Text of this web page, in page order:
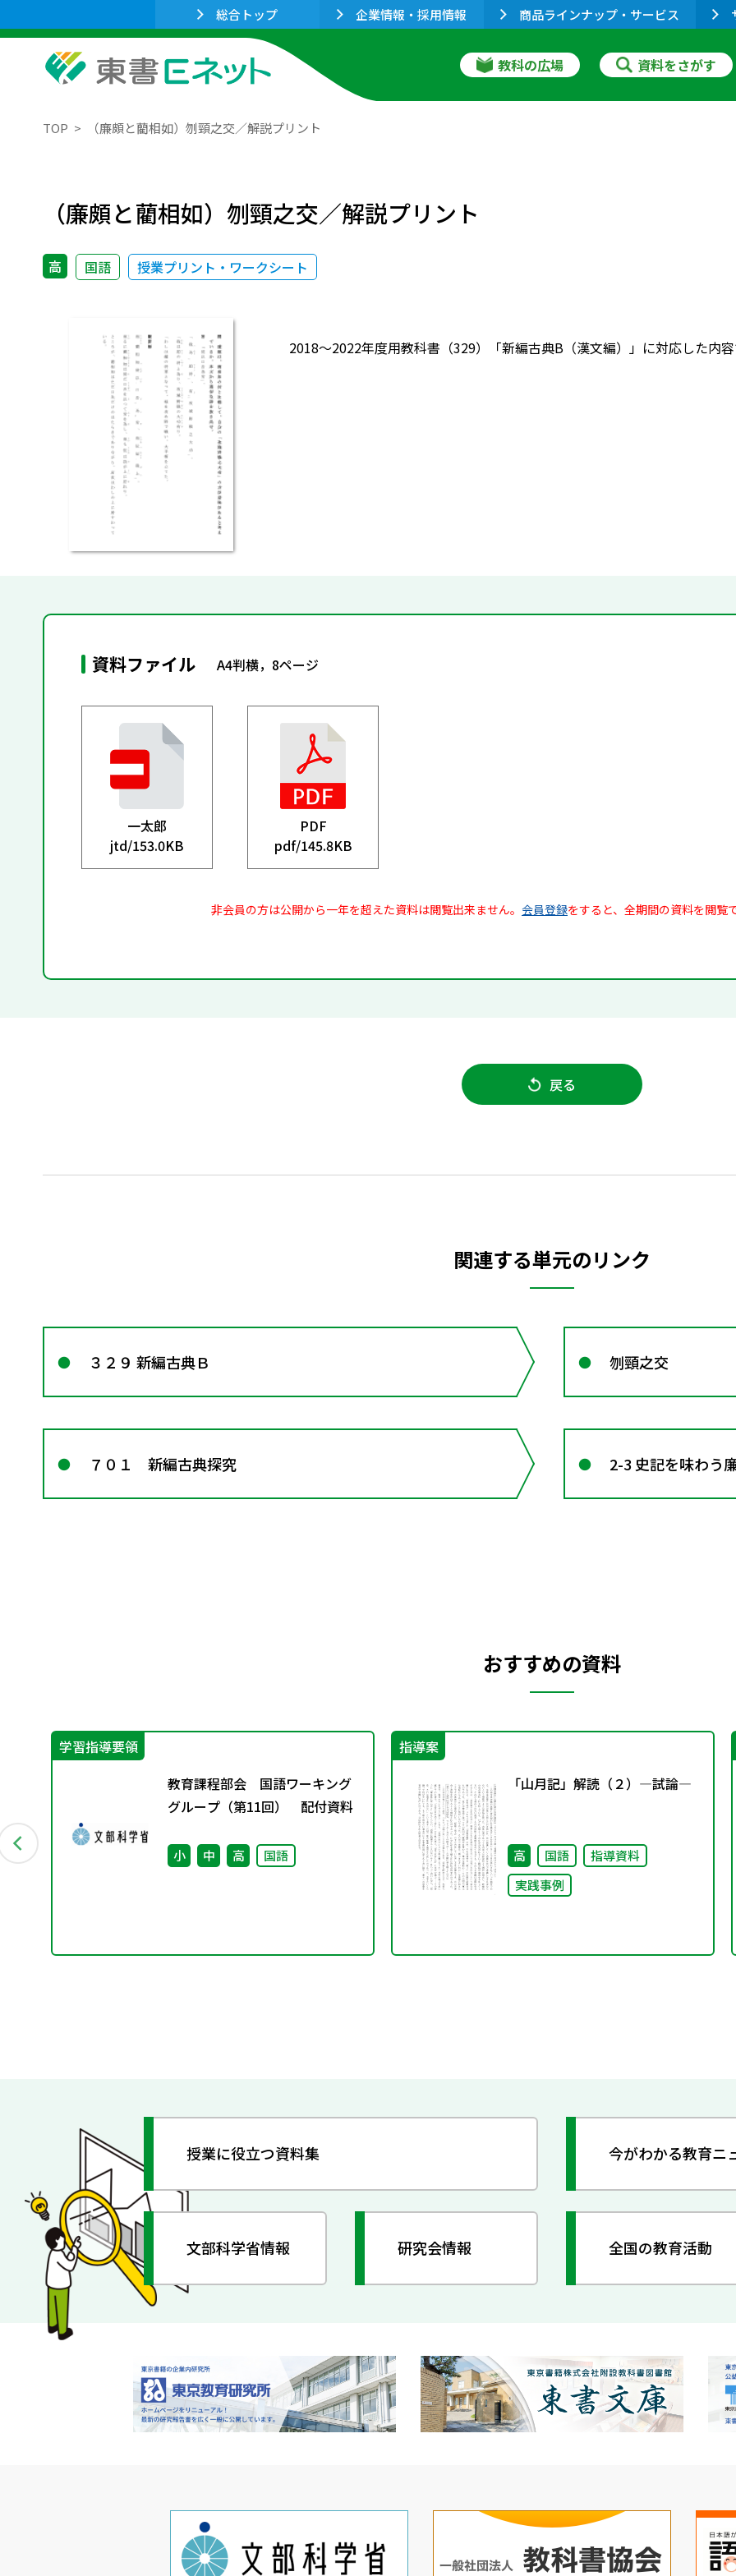
総合トップ 企業情報・採用情報 商品ラインナップ・サービス
教科の広場 資料をさがす
TOP （廉頗と藺相如）刎頸之交／解説プリント
（廉頗と藺相如）刎頸之交／解説プリント
高 国語 授業プリント・ワークシート
2018～2022年度用教科書（329）「新編古典B（漢文編）」に対応した内
資料ファイル A4判横，8ページ
一太郎
jtd/153.0KB
PDF
pdf/145.8KB
非会員の方は公開から一年を超えた資料は閲覧出来ません。 会員登録をすると、全期間の資料を閲覧
戻る
関連する単元のリンク
３２９ 新編古典Ｂ 刎頸之交
７０１ 新編古典探究 2-3 史記を味わう
おすすめの資料
学習指導要領
教育課程部会 国語ワーキング
グループ（第11回） 配付資料
小 中 高 国語
指導案
「山月記」解読（２）―試論―
高 国語
指導資料
実践事例
授業に役立つ資料集 今がわかる教育ニ
文部科学省情報 研究会情報 全国の教育活動